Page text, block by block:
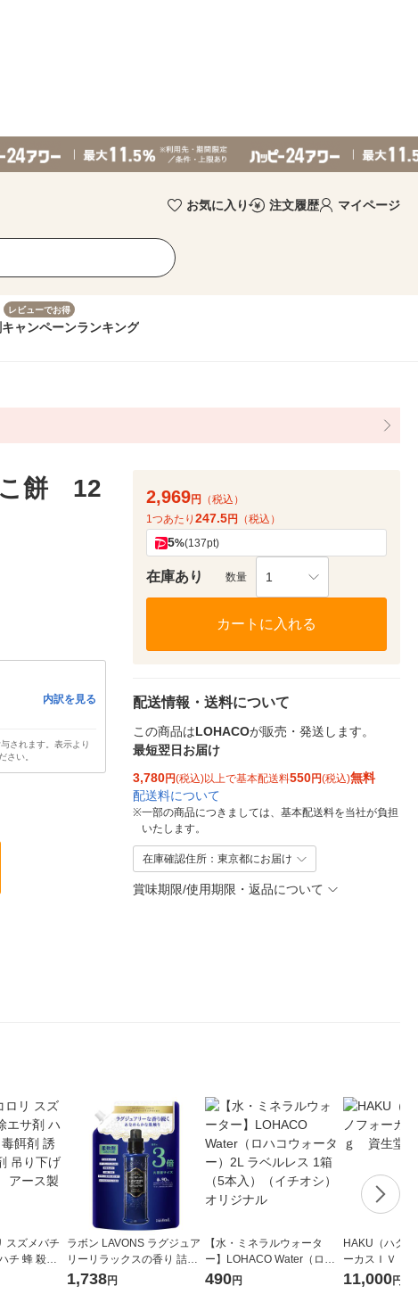
お気に入り 注文履歴 マイページ
レビューでお得
キャンペーンランキング
こ餅 12
内訳を見る
されます。表示より
さい。
2,969円
（税込）
1つあたり 247.5円 （税込）
5%(137pt)
在庫あり 数量 1
カートに入れる
配送情報・送料について
この商品はLOHACOが販売・発送します。
最短翌日お届け
3,780円(税込)以上で基本配送料550円(税込)無料
配送料について
※一部の商品につきましては、基本配送料を当社が負担
いたします。
在庫確認住所：東京都にお届け
賞味期限/使用期限・返品について
スズメバチ
チ 蜂 殺虫
ベイト剤
ラボン LAVONS ラグジュア
リーリラックスの香り 詰め
替え 3倍サイズ 1440ml 1個
1,738円
【水・ミネラルウォータ
ー】LOHACO Water（ロハ
コウォーター）2L ラベルレ
490円
HAKU（ハク
ーカスＩＶ
堂 おまけ付き
11,000円